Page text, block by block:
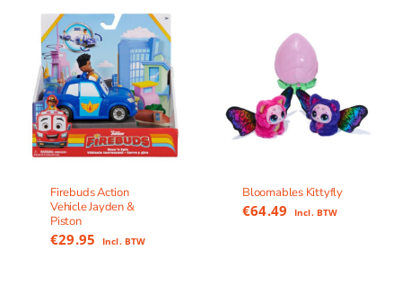
Firebuds Action
Vehicle Jayden &
Piston
€29.95 Incl. BTW
Bloomables Kittyfly
€64.49 Incl. BTW